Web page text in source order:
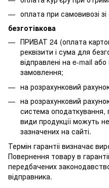
оплата при самовивозі
безготівкова
ПРИВАТ 24 (оплата
реквізити і сума для
відправлені на e-mail
замовлення;
на розрахунковий
на розрахунковий
система оподаткування,
види продукції можуть
зазначених на сайті.
Термін гарантіі визначає
Повернення товару в
передбачених
відправника.